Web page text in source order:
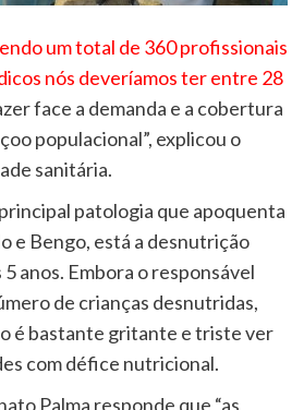
um total de 360 profissionais
nós deveríamos ter entre 28
face a demanda e a cobertura
populacional”, explicou o
sanitária.
patologia que apoquenta
e Bengo, está a desnutrição
anos. Embora o responsável
de crianças desnutridas,
é bastante gritante e triste ver
com défice nutricional.
Palma responde que “as